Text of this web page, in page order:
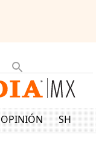
OPINIÓN SHOW